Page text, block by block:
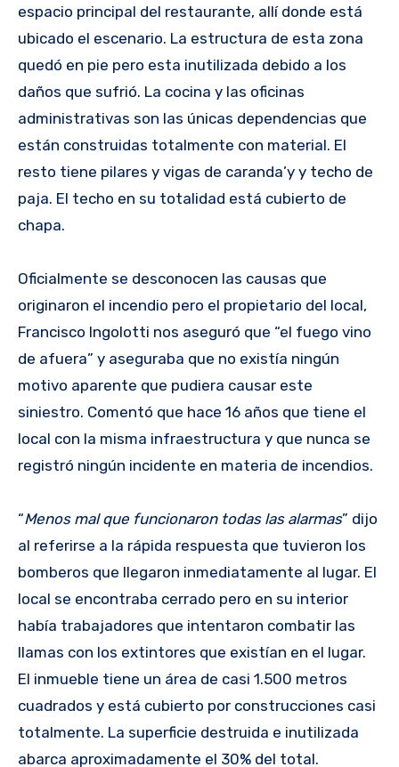
espacio principal del restaurante, allí donde está
ubicado el escenario. La estructura de esta zona
quedó en pie pero esta inutilizada debido a los
daños que sufrió. La cocina y las oficinas
administrativas son las únicas dependencias que
están construidas totalmente con material. El
resto tiene pilares y vigas de caranda’y y techo de
paja. El techo en su totalidad está cubierto de
chapa.
Oficialmente se desconocen las causas que
originaron el incendio pero el propietario del local,
Francisco Ingolotti nos aseguró que “el fuego vino
de afuera” y aseguraba que no existía ningún
motivo aparente que pudiera causar este
siniestro. Comentó que hace 16 años que tiene el
local con la misma infraestructura y que nunca se
registró ningún incidente en materia de incendios.
“Menos mal que funcionaron todas las alarmas” dijo
al referirse a la rápida respuesta que tuvieron los
bomberos que llegaron inmediatamente al lugar. El
local se encontraba cerrado pero en su interior
había trabajadores que intentaron combatir las
llamas con los extintores que existían en el lugar.
El inmueble tiene un área de casi 1.500 metros
cuadrados y está cubierto por construcciones casi
totalmente. La superficie destruida e inutilizada
abarca aproximadamente el 30% del total.